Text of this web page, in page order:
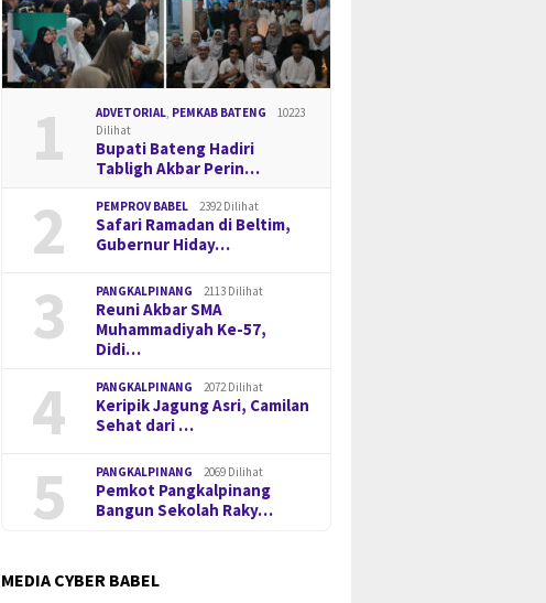
1 ADVETORIAL, PEMKAB BATENG
10223
Dilihat
Bupati Bateng Hadiri
Tabligh Akbar Perin…
2 PEMPROV BABEL 2392 Dilihat
Safari Ramadan di Beltim,
Gubernur Hiday…
3 PANGKALPINANG 2113 Dilihat
Reuni Akbar SMA
Muhammadiyah Ke-57,
Didi…
4 PANGKALPINANG 2072 Dilihat
Keripik Jagung Asri, Camilan
Sehat dari …
5 PANGKALPINANG 2069 Dilihat
Pemkot Pangkalpinang
Bangun Sekolah Raky…
MEDIA CYBER BABEL